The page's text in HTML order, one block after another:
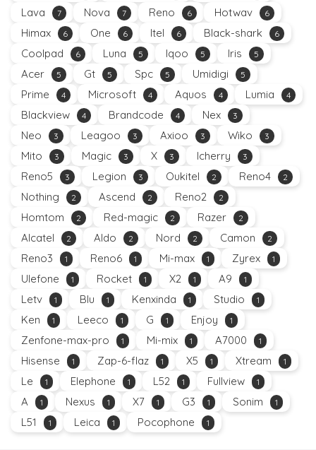
Lava 7 Nova 7 Reno 6 Hotwav 6
Himax 6 One 6 Itel 6 Black-shark 6
Coolpad 6 Luna 5 Iqoo 5 Iris 5
Acer 5 Gt 5 Spc 5 Umidigi 5
Prime 4 Microsoft 4 Aquos 4 Lumia 4
Blackview 4 Brandcode 4 Nex 3
Neo 3 Leagoo 3 Axioo 3 Wiko 3
Mito 3 Magic 3 X 3 Icherry 3
Reno5 3 Legion 3 Oukitel 2 Reno4 2
Nothing 2 Ascend 2 Reno2 2
Homtom 2 Red-magic 2 Razer 2
Alcatel 2 Aldo 2 Nord 2 Camon 2
Reno3 1 Reno6 1 Mi-max 1 Zyrex 1
Ulefone 1 Rocket 1 X2 1 A9 1
Letv 1 Blu 1 Kenxinda 1 Studio 1
Ken 1 Leeco 1 G 1 Enjoy 1
Zenfone-max-pro 1 Mi-mix 1 A7000 1
Hisense 1 Zap-6-flaz 1 X5 1 Xtream 1
Le 1 Elephone 1 L52 1 Fullview 1
A 1 Nexus 1 X7 1 G3 1 Sonim 1
L51 1 Leica 1 Pocophone 1